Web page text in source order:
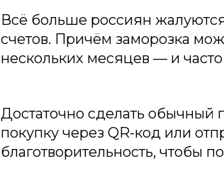
Всё больше россиян
счетов. Причём заморозка
нескольких месяцев — и
Достаточно сделать обычный
покупку через QR-код или
благотворительность, чтобы